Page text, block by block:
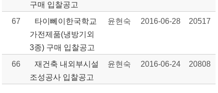
구매 입찰공고
67
타이뻬이한국학교
가전제품(냉방기외
3종) 구매 입찰공고
윤현숙 2016-06-28 20517
66
재건축 내외부시설
조성공사 입찰공고
윤현숙 2016-06-24 20808